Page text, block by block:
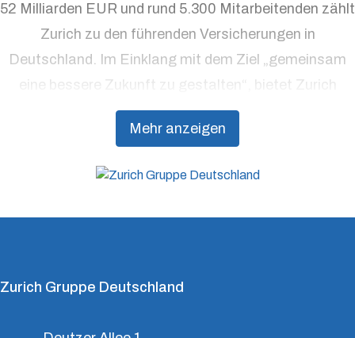
Mehr anzeigen
52 Milliarden EUR und rund 5.300 Mitarbeitenden zählt
Zurich zu den führenden Versicherungen in
Deutschland. Im Einklang mit dem Ziel „gemeinsam
eine bessere Zukunft zu gestalten“, bietet Zurich
Präventionsdienstleistungen an, die über traditionelle
Versicherungsprodukte hinausgehen, um Kunden
Zurich Gruppe Deutschland